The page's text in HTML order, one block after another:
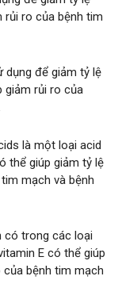
rủi ro của bệnh tim
dụng để giảm tỷ lệ
giảm rủi ro của
là một loại acid
thể giúp giảm tỷ lệ
mạch và bệnh
có trong các loại
E có thể giúp
bệnh tim mạch